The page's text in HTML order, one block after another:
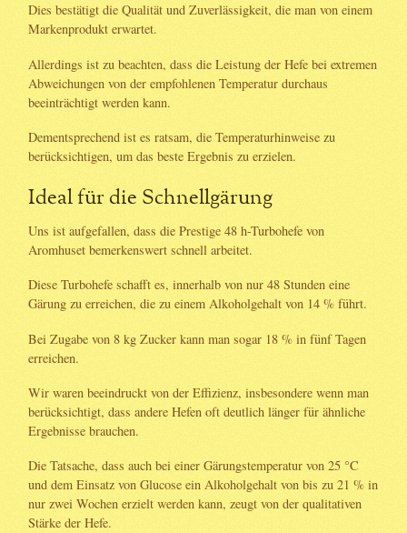
Dies bestätigt die Qualität und Zuverlässigkeit, die man von einem
Markenprodukt erwartet.
Allerdings ist zu beachten, dass die Leistung der Hefe bei extremen
Abweichungen von der empfohlenen Temperatur durchaus
beeinträchtigt werden kann.
Dementsprechend ist es ratsam, die Temperaturhinweise zu
berücksichtigen, um das beste Ergebnis zu erzielen.
Ideal für die Schnellgärung
Uns ist aufgefallen, dass die Prestige 48 h-Turbohefe von
Aromhuset bemerkenswert schnell arbeitet.
Diese Turbohefe schafft es, innerhalb von nur 48 Stunden eine
Gärung zu erreichen, die zu einem Alkoholgehalt von 14 % führt.
Bei Zugabe von 8 kg Zucker kann man sogar 18 % in fünf Tagen
erreichen.
Wir waren beeindruckt von der Effizienz, insbesondere wenn man
berücksichtigt, dass andere Hefen oft deutlich länger für ähnliche
Ergebnisse brauchen.
Die Tatsache, dass auch bei einer Gärungstemperatur von 25 °C
und dem Einsatz von Glucose ein Alkoholgehalt von bis zu 21 % in
nur zwei Wochen erzielt werden kann, zeugt von der qualitativen
Stärke der Hefe.